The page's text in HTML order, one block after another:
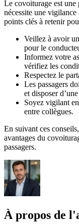
Le covoiturage est une
nécessite une vigilance
points clés à retenir
Veillez à avoir
pour le
Informez votre
vérifiez les
Respectez le
Les passagers
et disposer
Soyez vigilant
entre collègues.
En suivant ces
avantages du
passagers.
À propos de